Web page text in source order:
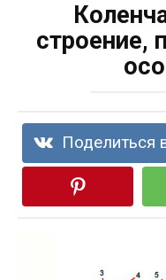
строение,
Поделиться